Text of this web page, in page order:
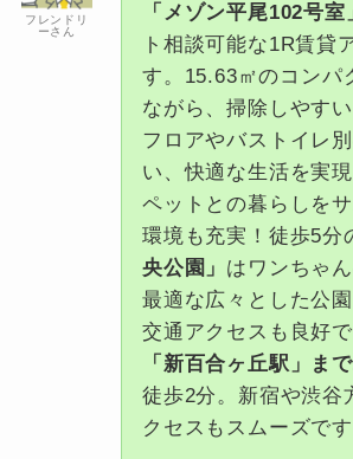
フレンドリ
ーさん
「メゾン平尾102号室
ト相談可能な1R賃貸
す。15.63㎡のコンパ
ながら、掃除しやす
フロアやバストイレ
い、快適な生活を実現
ペットとの暮らしを
環境も充実！徒歩5分
央公園」 はワンちゃ
最適な広々とした公
交通アクセスも良好
「新百合ヶ丘駅」まで
徒歩2分。新宿や渋谷
クセスもスムーズです